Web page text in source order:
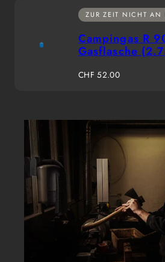
ZUR ZEIT NICHT AN
Campingas R
Gasflasche
Regulärer
CHF 52.00